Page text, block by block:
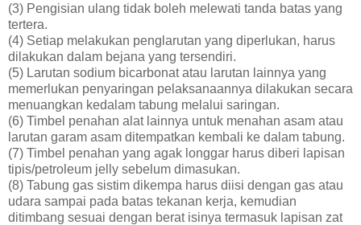
(3) Pengisian ulang tidak boleh melewati tanda batas yang
tertera.
(4) Setiap melakukan penglarutan yang diperlukan, harus
dilakukan dalam bejana yang tersendiri.
(5) Larutan sodium bicarbonat atau larutan lainnya yang
memerlukan penyaringan pelaksanaannya dilakukan secara
menuangkan kedalam tabung melalui saringan.
(6) Timbel penahan alat lainnya untuk menahan asam atau
larutan garam asam ditempatkan kembali ke dalam tabung.
(7) Timbel penahan yang agak longgar harus diberi lapisan
tipis/petroleum jelly sebelum dimasukan.
(8) Tabung gas sistim dikempa harus diisi dengan gas atau
udara sampai pada batas tekanan kerja, kemudian
ditimbang sesuai dengan berat isinya termasuk lapisan zat